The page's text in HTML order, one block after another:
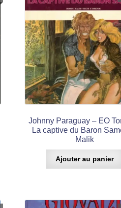
Johnny Paraguay – EO
La captive du Baron
Malik
Ajouter au panier